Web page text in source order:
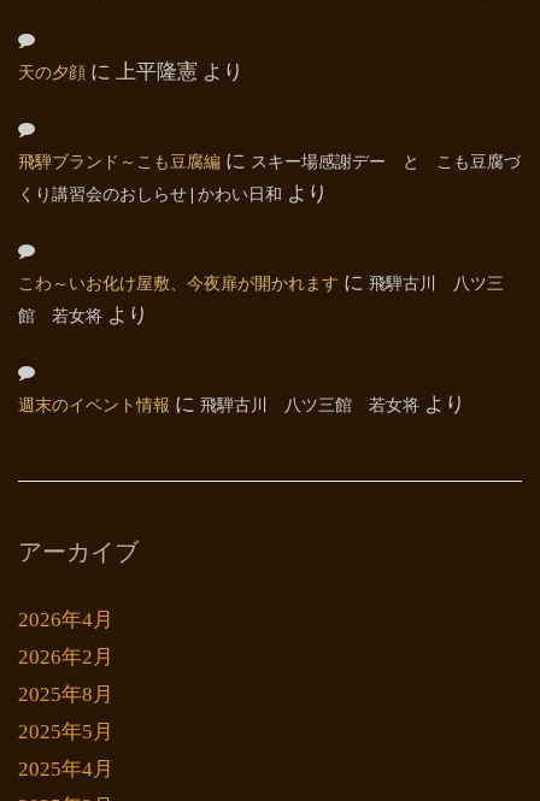
天の夕顔 に 上平隆憲 より
飛騨ブランド～こも豆腐編 に スキー場感謝デー と こも豆腐づ
くり講習会のおしらせ | かわい日和 より
こわ～いお化け屋敷、今夜扉が開かれます に 飛騨古川 八ツ三
館 若女将 より
週末のイベント情報 に 飛騨古川 八ツ三館 若女将 より
アーカイブ
2026年4月
2026年2月
2025年8月
2025年5月
2025年4月